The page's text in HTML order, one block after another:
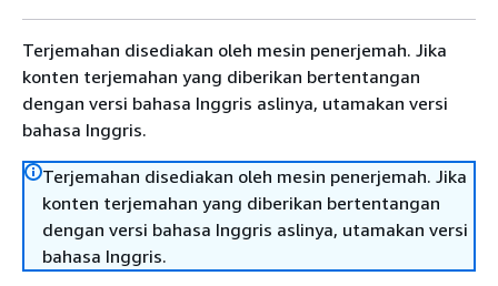
Terjemahan disediakan oleh mesin penerjemah. Jika
konten terjemahan yang diberikan bertentangan
dengan versi bahasa Inggris aslinya, utamakan versi
bahasa Inggris.
Terjemahan disediakan oleh mesin penerjemah. Jika
konten terjemahan yang diberikan bertentangan
dengan versi bahasa Inggris aslinya, utamakan versi
bahasa Inggris.